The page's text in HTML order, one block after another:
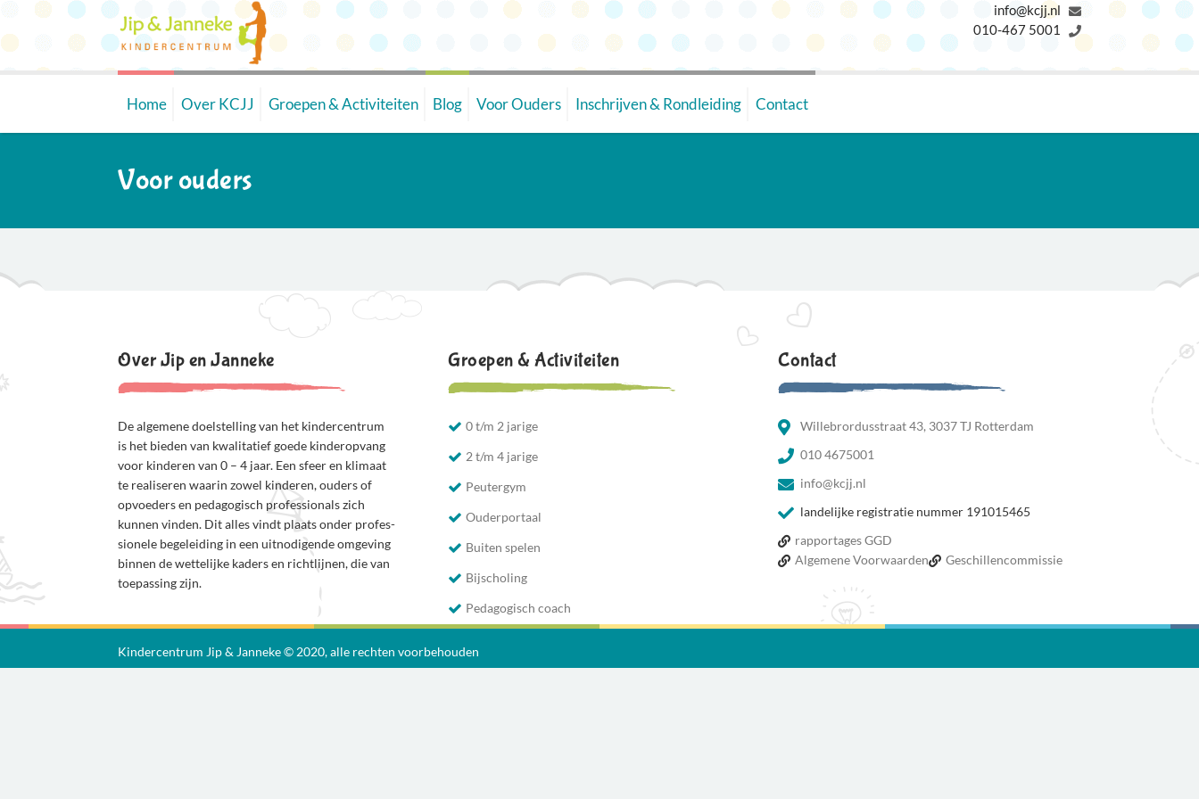
info@kcjj.nl
010-467 5001
Home Over KCJJ Groepen & Activiteiten Blog Voor Ouders Inschrijven & Rondleiding Contact
Voor ouders
Over Jip en Janneke
De algemene doelstelling van het kindercentrum
is het bieden van kwalitatief goede kinderopvang
voor kinderen van 0 – 4 jaar. Een sfeer en klimaat
te realiseren waarin zowel kinderen, ouders of
opvoeders en pedagogisch professionals zich
kunnen vinden. Dit alles vindt plaats onder profes-
sionele begeleiding in een uitnodigende omgeving
binnen de wettelijke kaders en richtlijnen, die van
toepassing zijn.
Groepen & Activiteiten
0 t/m 2 jarige
2 t/m 4 jarige
Peutergym
Ouderportaal
Buiten spelen
Bijscholing
Pedagogisch coach
Contact
Willebrordusstraat 43, 3037 TJ Rotterdam
010 4675001
info@kcjj.nl
landelijke registratie nummer 191015465
rapportages GGD
Algemene Voorwaarden
Geschillencommissie
Kindercentrum Jip & Janneke © 2020, alle rechten voorbehouden